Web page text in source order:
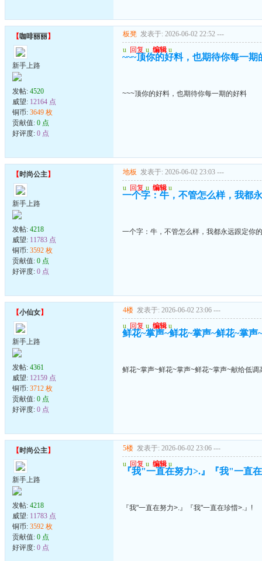
【咖啡丽丽】
新手上路
发帖: 4520
威望: 12164 点
铜币: 3649 枚
贡献值: 0 点
好评度: 0 点
板凳 发表于: 2026-06-02 22:52 ---
u 回复 u 编辑 u
~~~顶你的好料，也期待你每一期
~~~顶你的好料，也期待你每一期的好料
【时尚公主】
新手上路
发帖: 4218
威望: 11783 点
铜币: 3592 枚
贡献值: 0 点
好评度: 0 点
地板 发表于: 2026-06-02 23:03 ---
u 回复 u 编辑 u
一个字：牛，不管怎么样，我都
一个字：牛，不管怎么样，我都永远跟定你的
【小仙女】
新手上路
发帖: 4361
威望: 12159 点
铜币: 3712 枚
贡献值: 0 点
好评度: 0 点
4楼 发表于: 2026-06-02 23:06 ---
u 回复 u 编辑 u
鲜花~掌声~鲜花~掌声~鲜花~掌声
鲜花~掌声~鲜花~掌声~鲜花~掌声~献给低调
【时尚公主】
新手上路
发帖: 4218
威望: 11783 点
铜币: 3592 枚
贡献值: 0 点
好评度: 0 点
5楼 发表于: 2026-06-02 23:06 ---
u 回复 u 编辑 u
『我"一直在努力>.』『我"一直
『我"一直在努力>.』『我"一直在珍惜>.』!